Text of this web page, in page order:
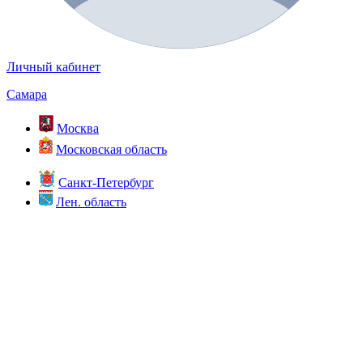
Личный кабинет
Самара
Москва
Московская область
Санкт-Петербург
Лен. область